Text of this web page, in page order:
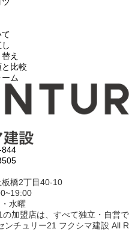
え
比較
ム
844
橋2丁目40-10
水曜
加盟店は、すべて独立・自営で
ンチュリー21 フクシマ建設 All